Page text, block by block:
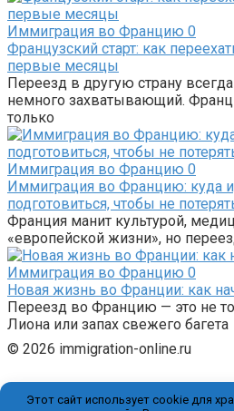
Иммиграция во Францию 0
Французский старт: как
первые месяцы
Переезд в другую страну
немного захватывающий.
только
Иммиграция во Францию 0
Иммиграция во Францию: куда
подготовиться, чтобы не
Франция манит культурой,
«европейской жизни», но
Иммиграция во Францию 0
Новая жизнь во Франции: как
Переезд во Францию — это не
Лиона или запах свежего багета
© 2026 immigration-online.ru
Этот сайт использует cookie для